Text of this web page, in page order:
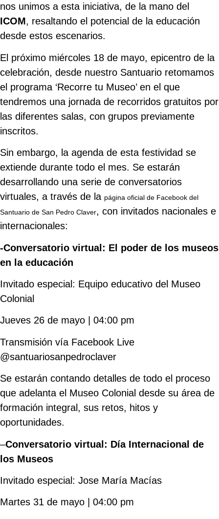
nos unimos a esta iniciativa, de la mano del
ICOM, resaltando el potencial de la educación
desde estos escenarios.
El próximo miércoles 18 de mayo, epicentro de la
celebración, desde nuestro Santuario retomamos
el programa ‘Recorre tu Museo’ en el que
tendremos una jornada de recorridos gratuitos por
las diferentes salas, con grupos previamente
inscritos.
Sin embargo, la agenda de esta festividad se
extiende durante todo el mes. Se estarán
desarrollando una serie de conversatorios
virtuales, a través de la página oficial de Facebook del
Santuario de San Pedro Claver, con invitados nacionales e
internacionales:
-Conversatorio virtual: El poder de los museos
en la educación
Invitado especial: Equipo educativo del Museo
Colonial
Jueves 26 de mayo | 04:00 pm
Transmisión vía Facebook Live
@santuariosanpedroclaver
Se estarán contando detalles de todo el proceso
que adelanta el Museo Colonial desde su área de
formación integral, sus retos, hitos y
oportunidades.
–Conversatorio virtual: Día Internacional de
los Museos
Invitado especial: Jose María Macías
Martes 31 de mayo | 04:00 pm